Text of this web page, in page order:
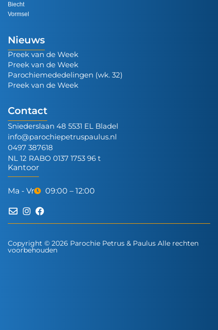
Biecht
Vormsel
Nieuws
Preek van de Week
Preek van de Week
Parochiemededelingen (wk. 32)
Preek van de Week
Contact
Sniederslaan 48 5531 EL Bladel
info@parochiepetruspaulus.nl
0497 387618
NL 12 RABO 0137 1753 96 t
Kantoor
Ma - Vr 09:00 – 12:00
Copyright © 2026 Parochie Petrus & Paulus Alle rechten
voorbehouden